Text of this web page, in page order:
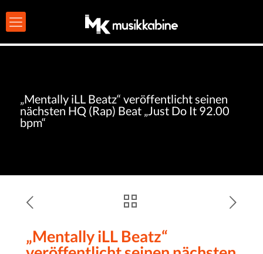
„Mentally iLL Beatz“ veröffentlicht seinen
nächsten HQ (Rap) Beat „Just Do It 92.00
bpm“
„Mentally iLL Beatz“